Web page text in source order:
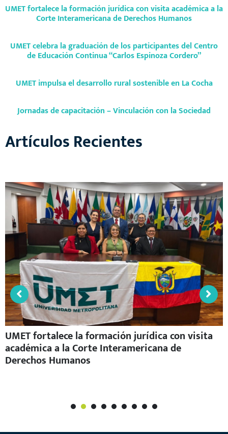
UMET fortalece la formación jurídica con visita académica a la
Corte Interamericana de Derechos Humanos
UMET celebra la graduación de los participantes del Centro
de Educación Continua “Carlos Espinoza Cordero”
UMET impulsa el desarrollo rural sostenible en La Cocha
Jornadas de capacitación – Vinculación con la Sociedad
Artículos Recientes
UMET fortalece la formación jurídica con visita
académica a la Corte Interamericana de
Derechos Humanos
1